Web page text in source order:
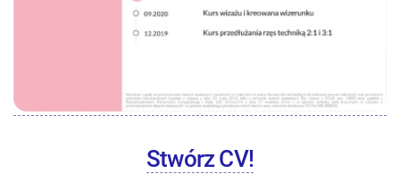
Stwórz CV!